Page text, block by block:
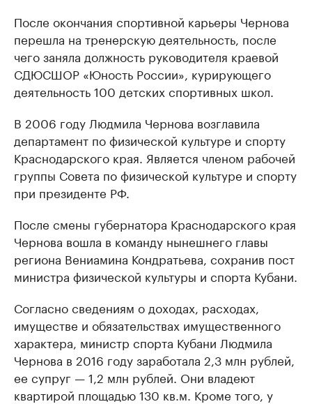
После окончания спортивной карьеры Чернова
перешла на тренерскую деятельность, после
чего заняла должность руководителя краевой
СДЮСШОР «Юность России», курирующего
деятельность 100 детских спортивных школ.
В 2006 году Людмила Чернова возглавила
департамент по физической культуре и спорту
Краснодарского края. Является членом рабочей
группы Совета по физической культуре и спорту
при президенте РФ.
После смены губернатора Краснодарского края
Чернова вошла в команду нынешнего главы
региона Вениамина Кондратьева, сохранив пост
министра физической культуры и спорта Кубани.
Согласно сведениям о доходах, расходах,
имуществе и обязательствах имущественного
характера, министр спорта Кубани Людмила
Чернова в 2016 году заработала 2,3 млн рублей,
ее супруг — 1,2 млн рублей. Они владеют
квартирой площадью 130 кв.м. Кроме того, у